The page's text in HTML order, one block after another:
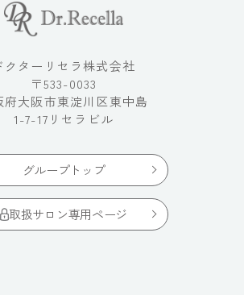
クターリセラ株式会社
〒533-0033
府大阪市東淀川区東中島
1-7-17リセラビル
グループトップ
取扱サロン専用ページ